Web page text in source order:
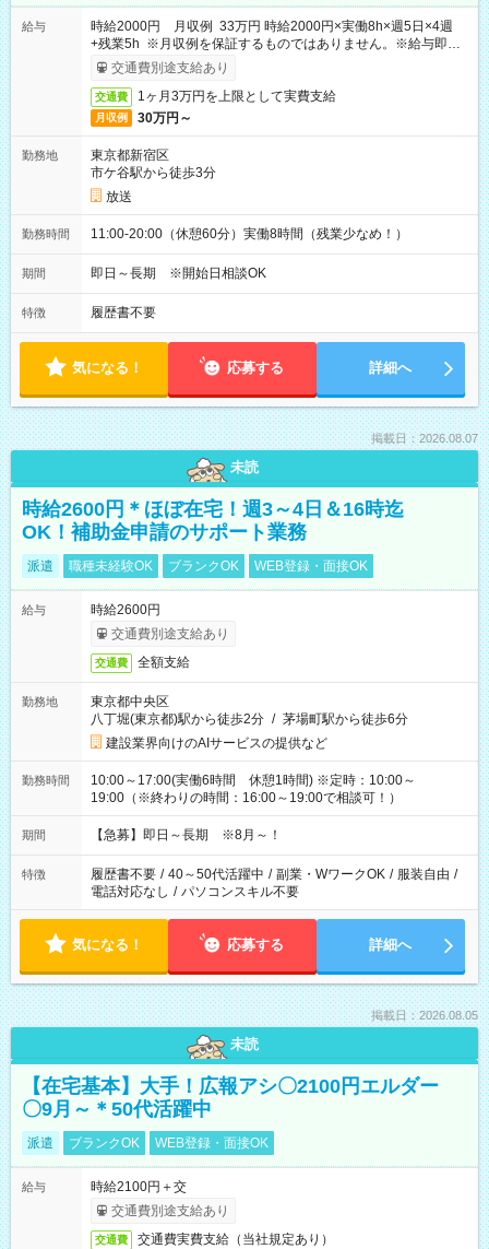
給与
時給2000円 月収例 33万円 時給2000円×実働8h×週5日×4週
+残業5h ※月収例を保証するものではありません。※給与即受
取りサービス利用可（利用条件有）
交通費別途支給あり
交通費 1ヶ月3万円を上限として実費支給
月収例 30万円～
勤務地
東京都新宿区
市ケ谷駅から徒歩3分
放送
勤務時間 11:00-20:00（休憩60分）実働8時間（残業少なめ！）
期間 即日～長期 ※開始日相談OK
特徴 履歴書不要
気になる！ 応募する 詳細へ
掲載日：2026.08.07
未読
時給2600円＊ほぼ在宅！週3～4日＆16時迄
OK！補助金申請のサポート業務
派遣 職種未経験OK ブランクOK WEB登録・面接OK
給与
時給2600円
交通費別途支給あり
交通費 全額支給
勤務地
東京都中央区
八丁堀(東京都)駅から徒歩2分 / 茅場町駅から徒歩6分
建設業界向けのAIサービスの提供など
勤務時間
10:00～17:00(実働6時間 休憩1時間) ※定時：10:00～
19:00（※終わりの時間：16:00～19:00で相談可！）
期間 【急募】即日～長期 ※8月～！
特徴 履歴書不要 / 40～50代活躍中 / 副業・WワークOK / 服装自由 /
電話対応なし / パソコンスキル不要
気になる！ 応募する 詳細へ
掲載日：2026.08.05
未読
【在宅基本】大手！広報アシ〇2100円エルダー
〇9月～＊50代活躍中
派遣 ブランクOK WEB登録・面接OK
給与
時給2100円＋交
交通費別途支給あり
交通費 交通費実費支給（当社規定あり）